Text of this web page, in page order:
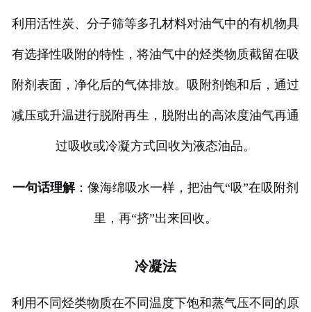
利用活性炭、分子筛等多孔材料对油气中的有机物具
有选择性吸附的特性，将油气中的烃类物质截留在吸
附剂表面，净化后的气体排放。吸附剂饱和后，通过
减压或升温进行脱附再生，脱附出的高浓度油气再通
过吸收或冷凝方式回收为液态油品。
一句话理解：像海绵吸水一样，把油气“吸”在吸附剂
里，再“挤”出来回收。
冷凝法
利用不同烃类物质在不同温度下饱和蒸气压不同的原